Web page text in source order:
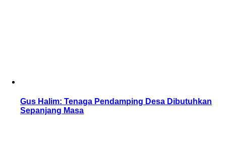
Gus Halim: Tenaga Pendamping Desa Dibutuhkan
Sepanjang Masa